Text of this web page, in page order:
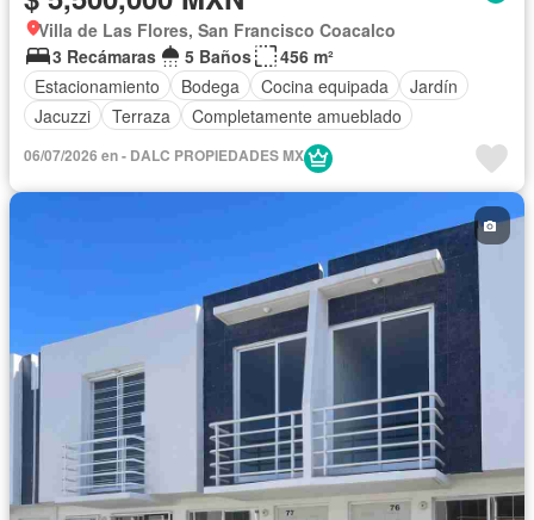
Villa de Las Flores, San Francisco Coacalco
3 Recámaras
5 Baños
456 m²
Estacionamiento
Bodega Cocina equipada
Jardín
Jacuzzi
Terraza Completamente amueblado
06/07/2026 en - DALC PROPIEDADES MX